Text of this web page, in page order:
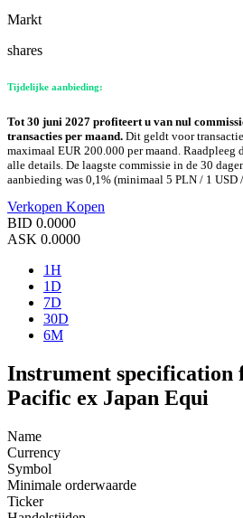
Markt
shares
Tijdelijke aanbieding:
Tot 30 juni 2027 profiteert u van nul
transacties per maand. Dit geldt voor
maximaal EUR 200.000 per maand. Raadpleeg
alle details. De laagste commissie in de 30
aanbieding was 0,1% (minimaal 5 PLN / 1 USD
Verkopen Kopen
BID 0.0000
ASK 0.0000
1H
1D
7D
30D
6M
Instrument
Pacific ex Japan Equi
Name
Currency
Symbol
Minimale orderwaarde
Ticker